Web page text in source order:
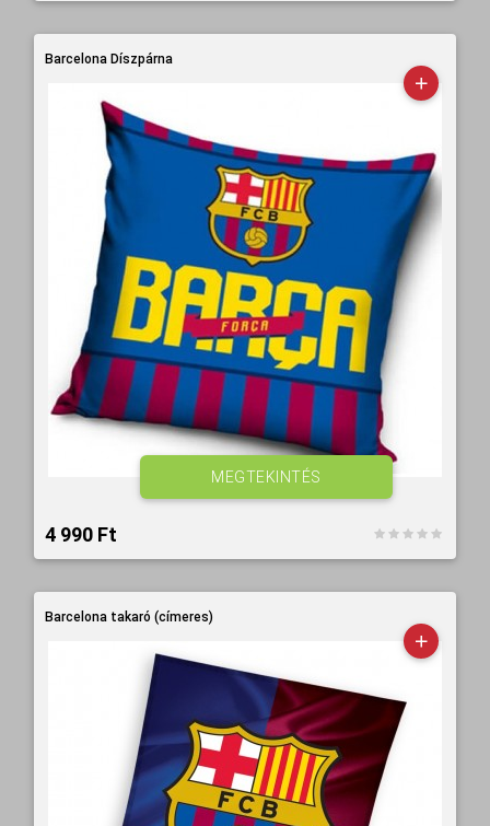
Barcelona Díszpárna
4 990 Ft‎
MEGTEKINTÉS
Barcelona takaró (címeres)